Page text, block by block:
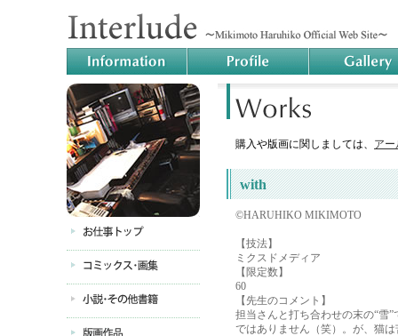
購入や版画に関しましては、 ア
with
©HARUHIKO MIKIMOTO
【技法】
ミクスドメディア
【限定数】
60
【先生のコメント】
担当さんと打ち合わせの末の“雪
ではありません（笑）。が、猫